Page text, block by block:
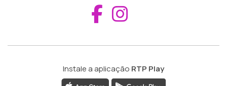
Aceder ao
Instale a aplicação RTP Play